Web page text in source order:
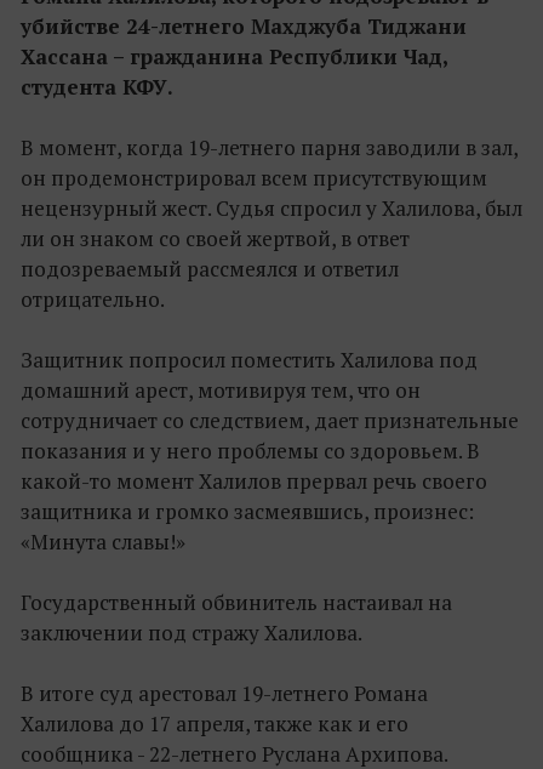
убийстве 24-летнего Махджуба Тиджани
Хассана – гражданина Республики Чад,
студента КФУ.
В момент, когда 19-летнего парня заводили в зал,
он продемонстрировал всем присутствующим
нецензурный жест. Судья спросил у Халилова, был
ли он знаком со своей жертвой, в ответ
подозреваемый рассмеялся и ответил
отрицательно.
Защитник попросил поместить Халилова под
домашний арест, мотивируя тем, что он
сотрудничает со следствием, дает признательные
показания и у него проблемы со здоровьем. В
какой-то момент Халилов прервал речь своего
защитника и громко засмеявшись, произнес:
«Минута славы!»
Государственный обвинитель настаивал на
заключении под стражу Халилова.
В итоге суд арестовал 19-летнего Романа
Халилова до 17 апреля, также как и его
сообщника - 22-летнего Руслана Архипова.